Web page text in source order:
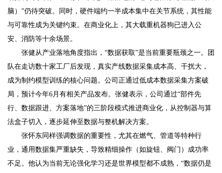
脑）”仍待突破。同时，硬件端约一半成本集中在关节系统，其性能
与可靠性成为关键约束。在商业化上，其大载重机器狗已进入公
安、消防等十余场景。
张健从产业落地角度指出，“数据获取”是当前重要瓶颈之一。团
队在走访数十家工厂后发现，真实产线数据采集成本高、干扰大，
成为制约模型训练的核心问题。公司正通过低成本数据采集方案破
局，预计今年6月有相关产品发布。张健表示，公司通过“部件先
行、数据跟进、方案落地”的三阶段模式推进商业化，从控制器与算
法盒子切入，逐步延伸至数据与整机解决方案。
张怀东同样强调数据的重要性，尤其在燃气、管道等特种行
业，通用数据集严重缺失，导致精细操作（如旋钮、阀门）成功率
不足。他认为当前无论强化学习还是世界模型都不成熟，“数据仍是